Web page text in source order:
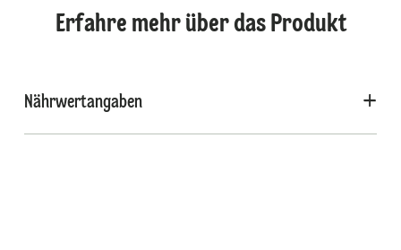
Erfahre mehr über das Produkt
Nährwertangaben